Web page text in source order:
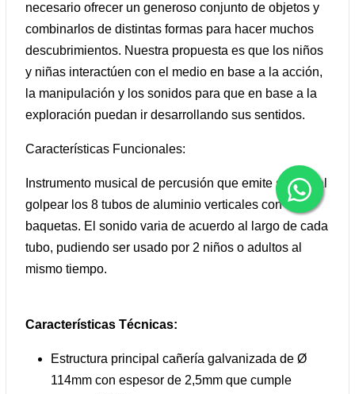
necesario ofrecer un generoso conjunto de objetos y
combinarlos de distintas formas para hacer muchos
descubrimientos. Nuestra propuesta es que los niños
y niñas interactúen con el medio en base a la acción,
la manipulación y los sonidos para que en base a la
exploración puedan ir desarrollando sus sentidos.
Características Funcionales:
Instrumento musical de percusión que emite sonido al
golpear los 8 tubos de aluminio verticales con las
baquetas. El sonido varia de acuerdo al largo de cada
tubo, pudiendo ser usado por 2 niños o adultos al
mismo tiempo.
Características Técnicas:
Estructura principal cañería galvanizada de Ø
114mm con espesor de 2,5mm que cumple